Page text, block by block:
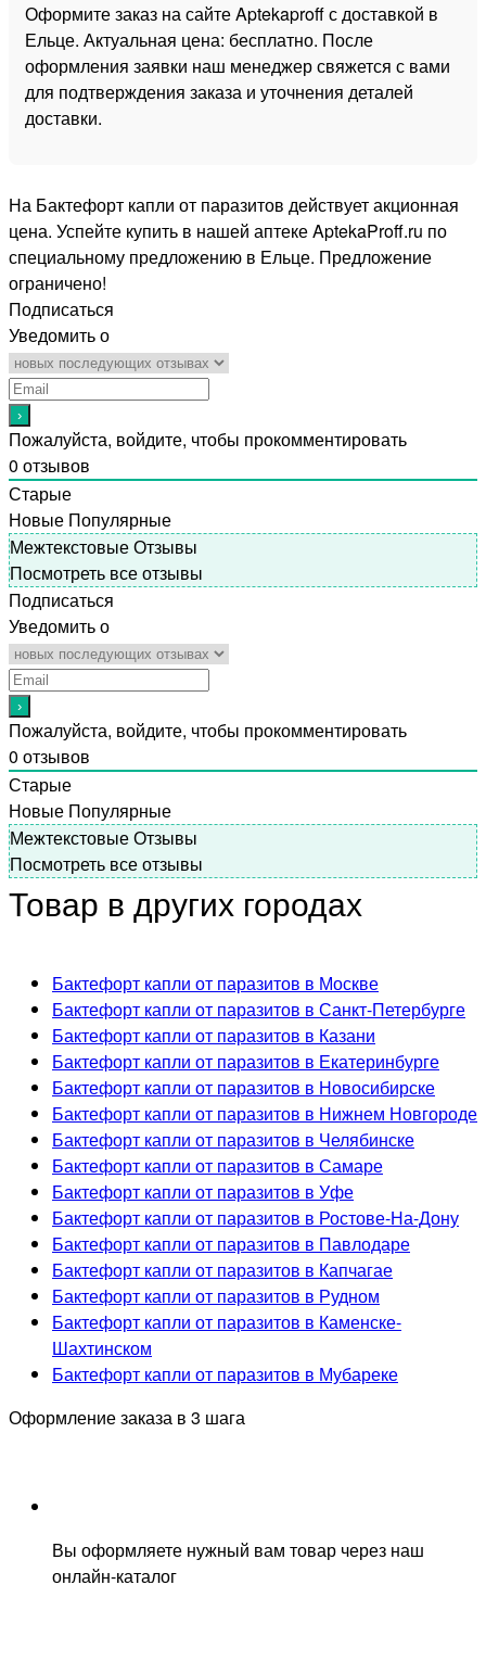
Оформите заказ на сайте Aptekaproff с доставкой в
Ельце. Актуальная цена: бесплатно. После
оформления заявки наш менеджер свяжется с вами
для подтверждения заказа и уточнения деталей
доставки.
На Бактефорт капли от паразитов действует акционная
цена. Успейте купить в нашей аптеке AptekaProff.ru по
специальному предложению в Ельце. Предложение
ограничено!
Подписаться
Уведомить о
Пожалуйста, войдите, чтобы прокомментировать
0 отзывов
Старые
Новые Популярные
Межтекстовые Отзывы
Посмотреть все отзывы
Подписаться
Уведомить о
Пожалуйста, войдите, чтобы прокомментировать
0 отзывов
Старые
Новые Популярные
Межтекстовые Отзывы
Посмотреть все отзывы
Товар в других городах
Бактефорт капли от паразитов в Москве
Бактефорт капли от паразитов в Санкт-Петербурге
Бактефорт капли от паразитов в Казани
Бактефорт капли от паразитов в Екатеринбурге
Бактефорт капли от паразитов в Новосибирске
Бактефорт капли от паразитов в Нижнем Новгороде
Бактефорт капли от паразитов в Челябинске
Бактефорт капли от паразитов в Самаре
Бактефорт капли от паразитов в Уфе
Бактефорт капли от паразитов в Ростове-На-Дону
Бактефорт капли от паразитов в Павлодаре
Бактефорт капли от паразитов в Капчагае
Бактефорт капли от паразитов в Рудном
Бактефорт капли от паразитов в Каменске-
Шахтинском
Бактефорт капли от паразитов в Мубареке
Оформление заказа в 3 шага
Вы оформляете нужный вам товар через наш
онлайн-каталог